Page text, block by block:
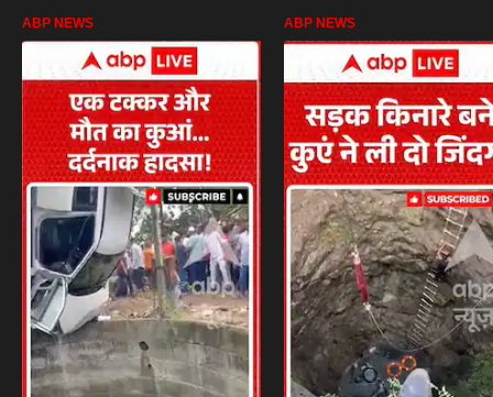
ABP NEWS ABP NEWS